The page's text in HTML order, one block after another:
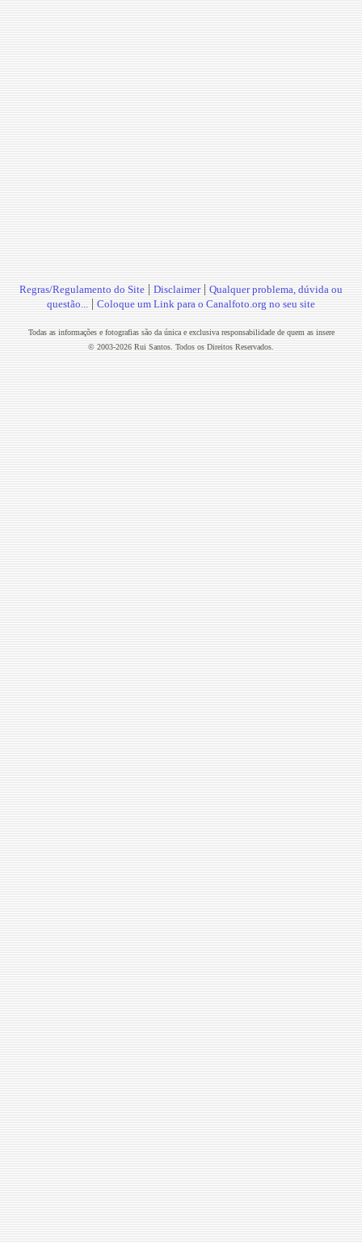
Regras/Regulamento do Site | Disclaimer| Qualquer problema, dúvida ou
questão... | Coloque um Link para o Canalfoto.org no seu site
Todas as informações e fotografias são da única e exclusiva responsabilidade de quem as insere
© 2003-2026 Rui Santos. Todos os Direitos Reservados.